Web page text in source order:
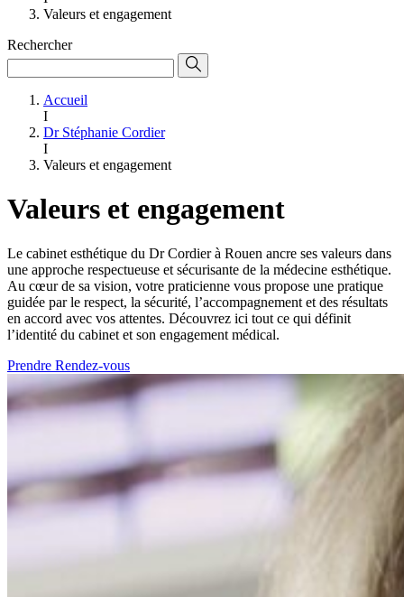
Valeurs et engagement
Rechercher
Accueil
I
Dr Stéphanie Cordier
I
Valeurs et engagement
Valeurs et engagement
Le cabinet esthétique du Dr Cordier à Rouen ancre ses valeurs dans
une approche respectueuse et sécurisante de la médecine esthétique.
Au cœur de sa vision, votre praticienne vous propose une pratique
guidée par le respect, la sécurité, l’accompagnement et des résultats
en accord avec vos attentes. Découvrez ici tout ce qui définit
l’identité du cabinet et son engagement médical.
Prendre Rendez-vous